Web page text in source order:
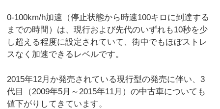
0-100km/h加速（停止状態から時速100キロに到達する
までの時間）は、現行および先代のいずれも10秒を少
し超える程度に設定されていて、街中でもほぼストレ
スなく加速できるレベルです。
2015年12月か発売されている現行型の発売に伴い、3
代目（2009年5月～2015年11月）の中古車についても
値下がりしてきています。